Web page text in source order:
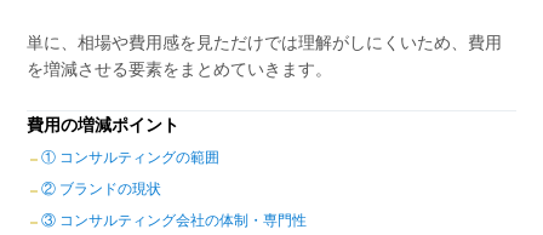
単に、相場や費用感を見ただけでは理解がしにくいため、費用
を増減させる要素をまとめていきます。
費用の増減ポイント
① コンサルティングの範囲
② ブランドの現状
③ コンサルティング会社の体制・専門性